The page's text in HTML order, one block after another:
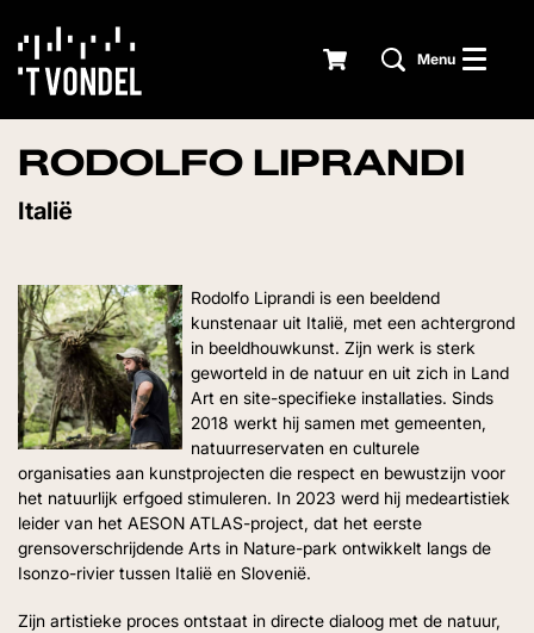
Menu
RODOLFO LIPRANDI
Italië
Rodolfo Liprandi is een beeldend
kunstenaar uit Italië, met een achtergrond
in beeldhouwkunst. Zijn werk is sterk
geworteld in de natuur en uit zich in Land
Art en site-specifieke installaties. Sinds
2018 werkt hij samen met gemeenten,
natuurreservaten en culturele
organisaties aan kunstprojecten die respect en bewustzijn voor
het natuurlijk erfgoed stimuleren. In 2023 werd hij medeartistiek
leider van het AESON ATLAS-project, dat het eerste
grensoverschrijdende Arts in Nature-park ontwikkelt langs de
Isonzo-rivier tussen Italië en Slovenië.
Zijn artistieke proces ontstaat in directe dialoog met de natuur,